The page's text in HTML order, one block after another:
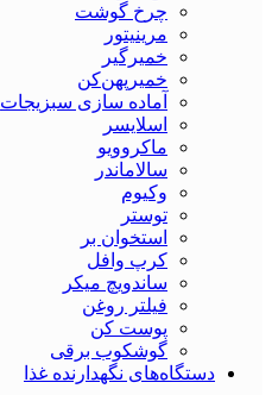
چرخ گوشت
مرینیتور
خمیرگیر
خمیر‌پهن‌کن
آماده سازی سبزیجات
اسلایسر
ماکروویو
سالاماندر
وکیوم
توستر
استخوان بر
کرپ وافل
ساندویچ میکر
فیلتر روغن
پوست کن
گوشکوب برقی
دستگاه‌های نگهدارنده غذا